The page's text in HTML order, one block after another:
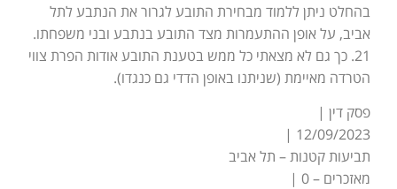
בהחלט ניתן ללמוד מבחירת התובע לגרור את הנתבע לתל
אביב, על אופן ההתעמרות מצד התובע בנתבע ובני משפחתו.
21. כך גם לא מצאתי כל ממש בטענת התובע אודות הפרת צווי
הטרדה מאיימת (שניתנו באופן הדדי גם כנגדו).
פסק דין |
12/09/2023 |
תביעות קטנות – תל אביב
מאזכרים – 0 |